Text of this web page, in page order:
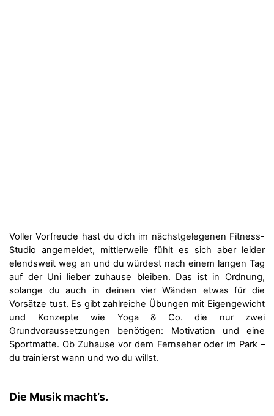
Voller Vorfreude hast du dich im nächstgelegenen Fitness-
Studio angemeldet, mittlerweile fühlt es sich aber leider
elendsweit weg an und du würdest nach einem langen Tag
auf der Uni lieber zuhause bleiben. Das ist in Ordnung,
solange du auch in deinen vier Wänden etwas für die
Vorsätze tust. Es gibt zahlreiche Übungen mit Eigengewicht
und Konzepte wie Yoga & Co. die nur zwei
Grundvoraussetzungen benötigen: Motivation und eine
Sportmatte. Ob Zuhause vor dem Fernseher oder im Park –
du trainierst wann und wo du willst.
Die Musik macht’s.